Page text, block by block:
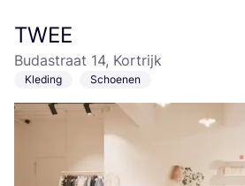
TWEE
Budastraat 14, Kortrijk
Kleding Schoenen